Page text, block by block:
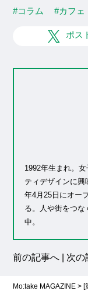
#コラム #カフェ
ポス
1992年生まれ。
ティデザインに
年4月25日にオー
る。人や街をつな
中。
前の記事へ 次の
Mo:take MAGAZINE >[